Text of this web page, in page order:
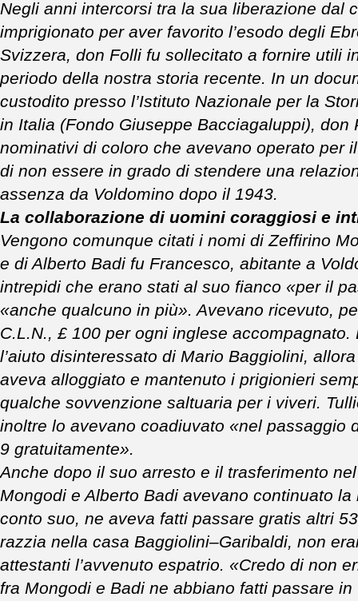
Negli anni intercorsi tra la sua liberazione dal
imprigionato per aver favorito l’esodo degli
Svizzera, don Folli fu sollecitato a fornire utili
periodo della nostra storia recente. In un
custodito presso l’Istituto Nazionale per la
in Italia (Fondo Giuseppe Bacciagaluppi), don
nominativi di coloro che avevano operato per
di non essere in grado di stendere una
assenza da Voldomino dopo il 1943.
La collaborazione di uomini coraggiosi e
Vengono comunque citati i nomi di Zeffirino
e di Alberto Badi fu Francesco, abitante a
intrepidi che erano stati al suo fianco «per il
«anche qualcuno in più». Avevano ricevuto,
C.L.N., £ 100 per ogni inglese
l’aiuto disinteressato di Mario Baggiolini,
aveva alloggiato e mantenuto i prigionieri
qualche sovvenzione saltuaria per i viveri.
inoltre lo avevano coadiuvato «nel passaggio
9 gratuitamente».
Anche dopo il suo arresto e il trasferimento
Mongodi e Alberto Badi avevano continuato la
conto suo, ne aveva fatti passare gratis altri
razzia nella casa Baggiolini–Garibaldi, non
attestanti l’avvenuto espatrio. «Credo di non
fra Mongodi e Badi ne abbiano fatti passare